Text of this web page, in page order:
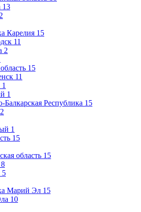
13
2
Карелия 15
11
2
15
11
1
1
Балкарская Республика 15
1
15
область 15
8
5
Марий Эл 15
10